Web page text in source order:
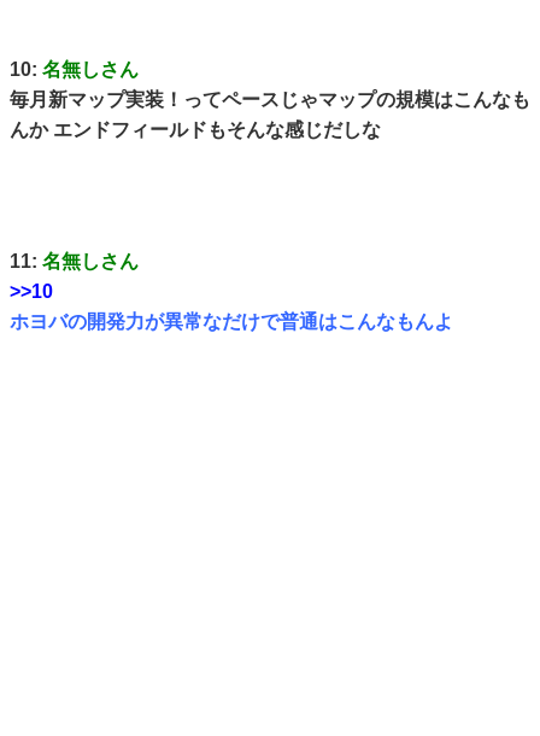
10: 名無しさん
毎月新マップ実装！ってペースじゃマップの規模はこんなも
んか エンドフィールドもそんな感じだしな
11: 名無しさん
>>10
ホヨバの開発力が異常なだけで普通はこんなもんよ